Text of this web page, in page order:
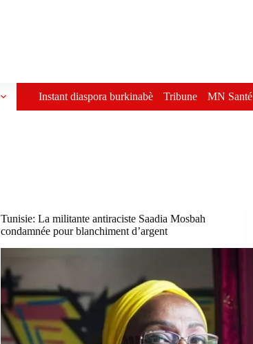
Instant diaspora burkinabè Tribune MN Santé
Tunisie: La militante antiraciste Saadia Mosbah
condamnée pour blanchiment d’argent